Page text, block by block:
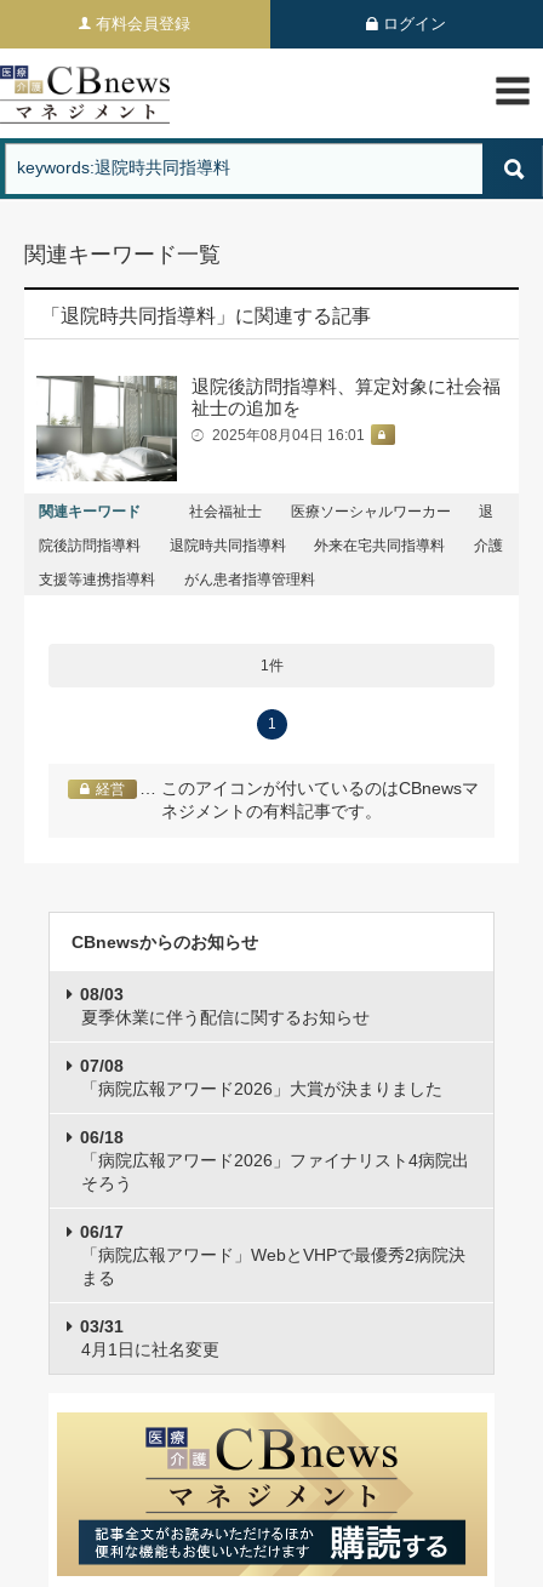
有料会員登録 ログイン
関連キーワード一覧
「退院時共同指導料」に関連する記事
退院後訪問指導料、算定対象に社会福
祉士の追加を
2025年08月04日 16:01
関連キーワード 社会福祉士 医療ソーシャルワーカー
退
院後訪問指導料
退院時共同指導料 外来在宅共同指導料
介護
支援等連携指導料
がん患者指導管理料
1件
1
経営
… このアイコンが付いているのはCBnewsマ
ネジメントの有料記事です。
CBnewsからのお知らせ
08/03
夏季休業に伴う配信に関するお知らせ
07/08
「病院広報アワード2026」大賞が決まりました
06/18
「病院広報アワード2026」ファイナリスト4病院出
そろう
06/17
「病院広報アワード」WebとVHPで最優秀2病院決
まる
03/31
4月1日に社名変更